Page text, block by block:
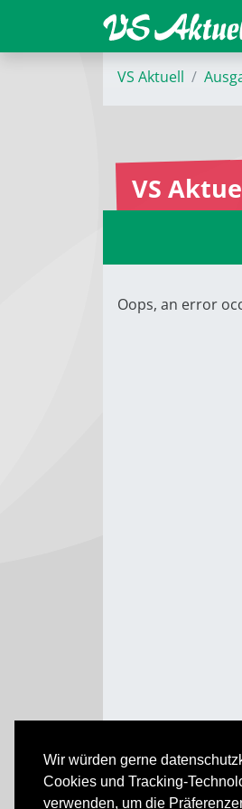
Wir würden gerne
Cookies und Tracking-
verwenden, um die
VS Aktuell
VS
Oops, an error
VS Aktuell